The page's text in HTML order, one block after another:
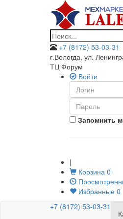
+7 (8172) 53-03-31
г.Вологда, ул.
ТЦ Форум
Войти
Запомнить
|
Корзина 0
Избранные 0
+7 (8172) 53-03-31